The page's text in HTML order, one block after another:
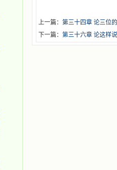
上一篇： 第三十四章 论三位
下一篇： 第三十六章 论这样